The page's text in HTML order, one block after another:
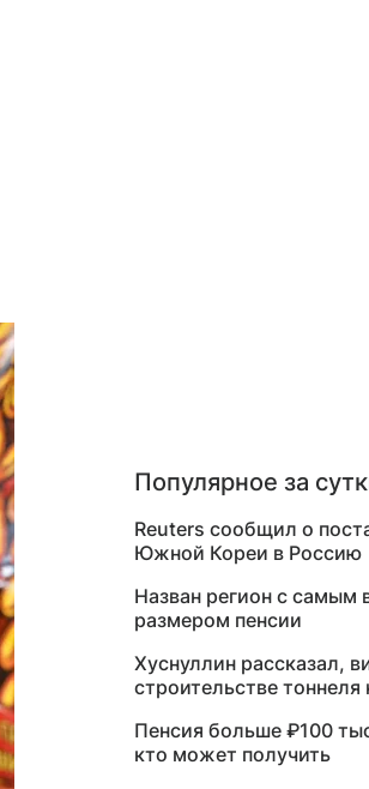
Популярное за
Reuters сообщил о
Южной Кореи в Россию
Назван регион с самым
размером пенсии
Хуснуллин рассказал,
строительстве тоннеля
Пенсия больше ₽100
кто может получить